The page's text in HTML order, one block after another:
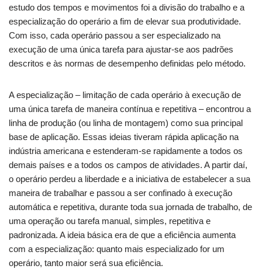
estudo dos tempos e movimentos foi a divisão do trabalho e a
especialização do operário a fim de elevar sua produtividade.
Com isso, cada operário passou a ser especializado na
execução de uma única tarefa para ajustar-se aos padrões
descritos e às normas de desempenho definidas pelo método.
A especialização – limitação de cada operário à execução de
uma única tarefa de maneira contínua e repetitiva – encontrou a
linha de produção (ou linha de montagem) como sua principal
base de aplicação. Essas ideias tiveram rápida aplicação na
indústria americana e estenderam-se rapidamente a todos os
demais países e a todos os campos de atividades. A partir daí,
o operário perdeu a liberdade e a iniciativa de estabelecer a sua
maneira de trabalhar e passou a ser confinado à execução
automática e repetitiva, durante toda sua jornada de trabalho, de
uma operação ou tarefa manual, simples, repetitiva e
padronizada. A ideia básica era de que a eficiência aumenta
com a especialização: quanto mais especializado for um
operário, tanto maior será sua eficiência.